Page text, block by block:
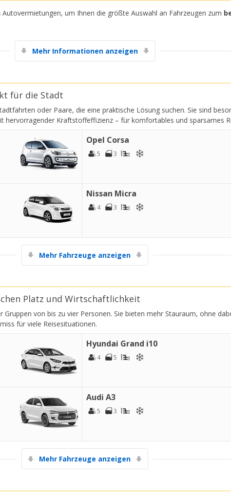
um Ihnen die größte Auswahl an Fahrzeugen zum
Mehr Informationen anzeigen
für die Stadt
oder Paare, die eine praktische Lösung suchen. Sie sind
hervorragender Kraftstoffeffizienz – für komfortables und sparsames
Opel Corsa
5 3
Nissan Micra
4 3
Mehr Fahrzeuge anzeigen
Platz und Wirtschaftlichkeit
Gruppen von bis zu vier Personen. Sie bieten mehr Stauraum, ohne
für viele Reisesituationen.
Hyundai Grand i10
4 5
Audi A3
5 3
Mehr Fahrzeuge anzeigen